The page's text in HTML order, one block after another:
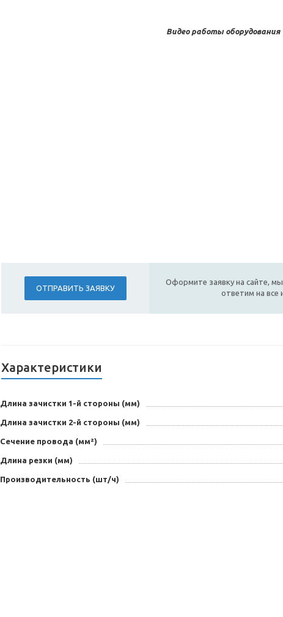
Видео работы оборудования
ОТПРАВИТЬ ЗАЯВКУ
Оформите заявку на сайте,
ответим на все
Характеристики
Длина зачистки 1-й стороны (мм)
Длина зачистки 2-й стороны (мм)
Сечение провода (мм²)
Длина резки (мм)
Производительность (шт/ч)